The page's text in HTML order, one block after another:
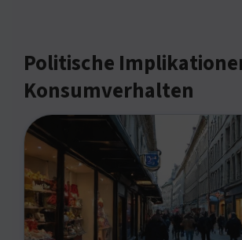
Politische
Konsumverhalten